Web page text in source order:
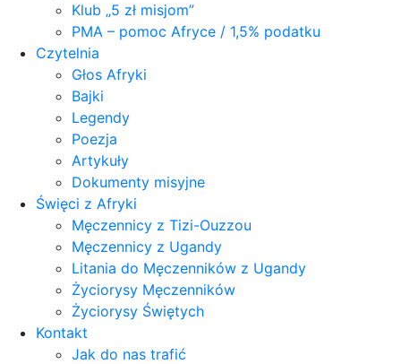
Klub „5 zł misjom”
PMA – pomoc Afryce / 1,5% podatku
Czytelnia
Głos Afryki
Bajki
Legendy
Poezja
Artykuły
Dokumenty misyjne
Święci z Afryki
Męczennicy z Tizi-Ouzzou
Męczennicy z Ugandy
Litania do Męczenników z Ugandy
Życiorysy Męczenników
Życiorysy Świętych
Kontakt
Jak do nas trafić